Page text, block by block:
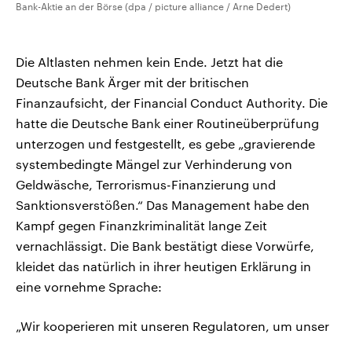
Bank-Aktie an der Börse (dpa / picture alliance / Arne Dedert)
Die Altlasten nehmen kein Ende. Jetzt hat die
Deutsche Bank Ärger mit der britischen
Finanzaufsicht, der Financial Conduct Authority. Die
hatte die Deutsche Bank einer Routineüberprüfung
unterzogen und festgestellt, es gebe „gravierende
systembedingte Mängel zur Verhinderung von
Geldwäsche, Terrorismus-Finanzierung und
Sanktionsverstößen.“ Das Management habe den
Kampf gegen Finanzkriminalität lange Zeit
vernachlässigt. Die Bank bestätigt diese Vorwürfe,
kleidet das natürlich in ihrer heutigen Erklärung in
eine vornehme Sprache:
„Wir kooperieren mit unseren Regulatoren, um unser